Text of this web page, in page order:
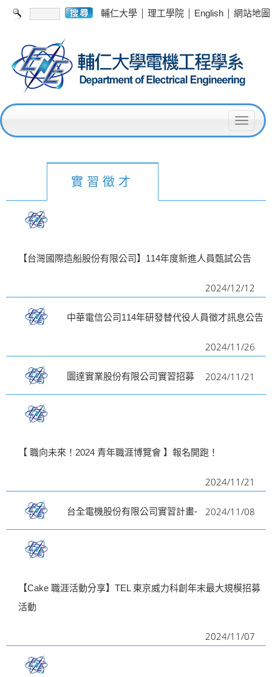
輔仁大學 | 理工學院 | English | 網站地圖
T
l
a
i
a
t
o
n
實習徵才
【台灣國際造船股份有限公司】114年度新進人員甄試公告
2024/12/12
中華電信公司114年研發替代役人員徵才訊息公告
2024/11/26
圜達實業股份有限公司實習招募 2024/11/21
【 職向未來！2024 青年職涯博覽會 】報名開跑！
2024/11/21
台全電機股份有限公司實習計畫- 2024/11/08
【Cake 職涯活動分享】TEL 東京威力科創年末最大規模招募
活動
2024/11/07